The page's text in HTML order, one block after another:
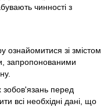
чинності з
зі змістом
запропонованими
перед
всі необхідні дані, що